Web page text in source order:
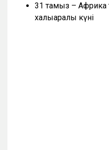
31 тамыз – Африка
халықаралық күні